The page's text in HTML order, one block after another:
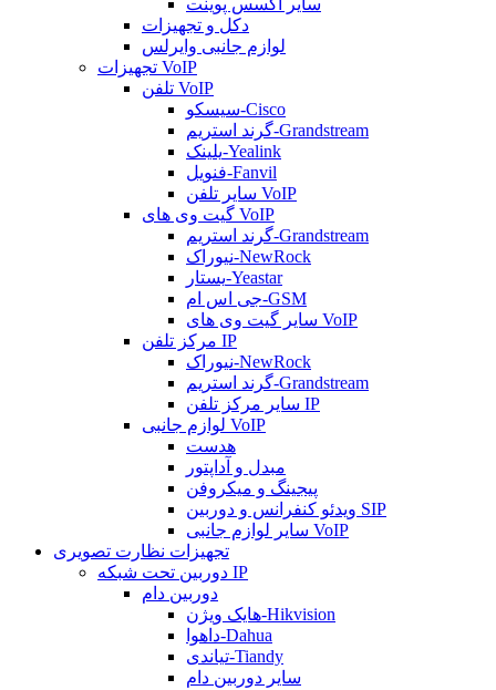
سایر اکسس پوینت
دکل و تجهیزات
لوازم جانبی وایرلس
تجهیزات VoIP
تلفن VoIP
سیسکو-Cisco
گرند استریم-Grandstream
یلینک-Yealink
فنویل-Fanvil
سایر تلفن VoIP
گیت وی های VoIP
گرند استریم-Grandstream
نیوراک-NewRock
یستار-Yeastar
جی اس ام-GSM
سایر گیت وی های VoIP
مرکز تلفن IP
نیوراک-NewRock
گرند استریم-Grandstream
سایر مرکز تلفن IP
لوازم جانبی VoIP
هدست
مبدل و آداپتور
پیجینگ و میکروفن
ویدئو کنفرانس و دوربین SIP
سایر لوازم جانبی VoIP
تجهیزات نظارت تصویری
دوربین تحت شبکه IP
دوربین دام
هایک ویژن-Hikvision
داهوا-Dahua
تیاندی-Tiandy
سایر دوربین دام